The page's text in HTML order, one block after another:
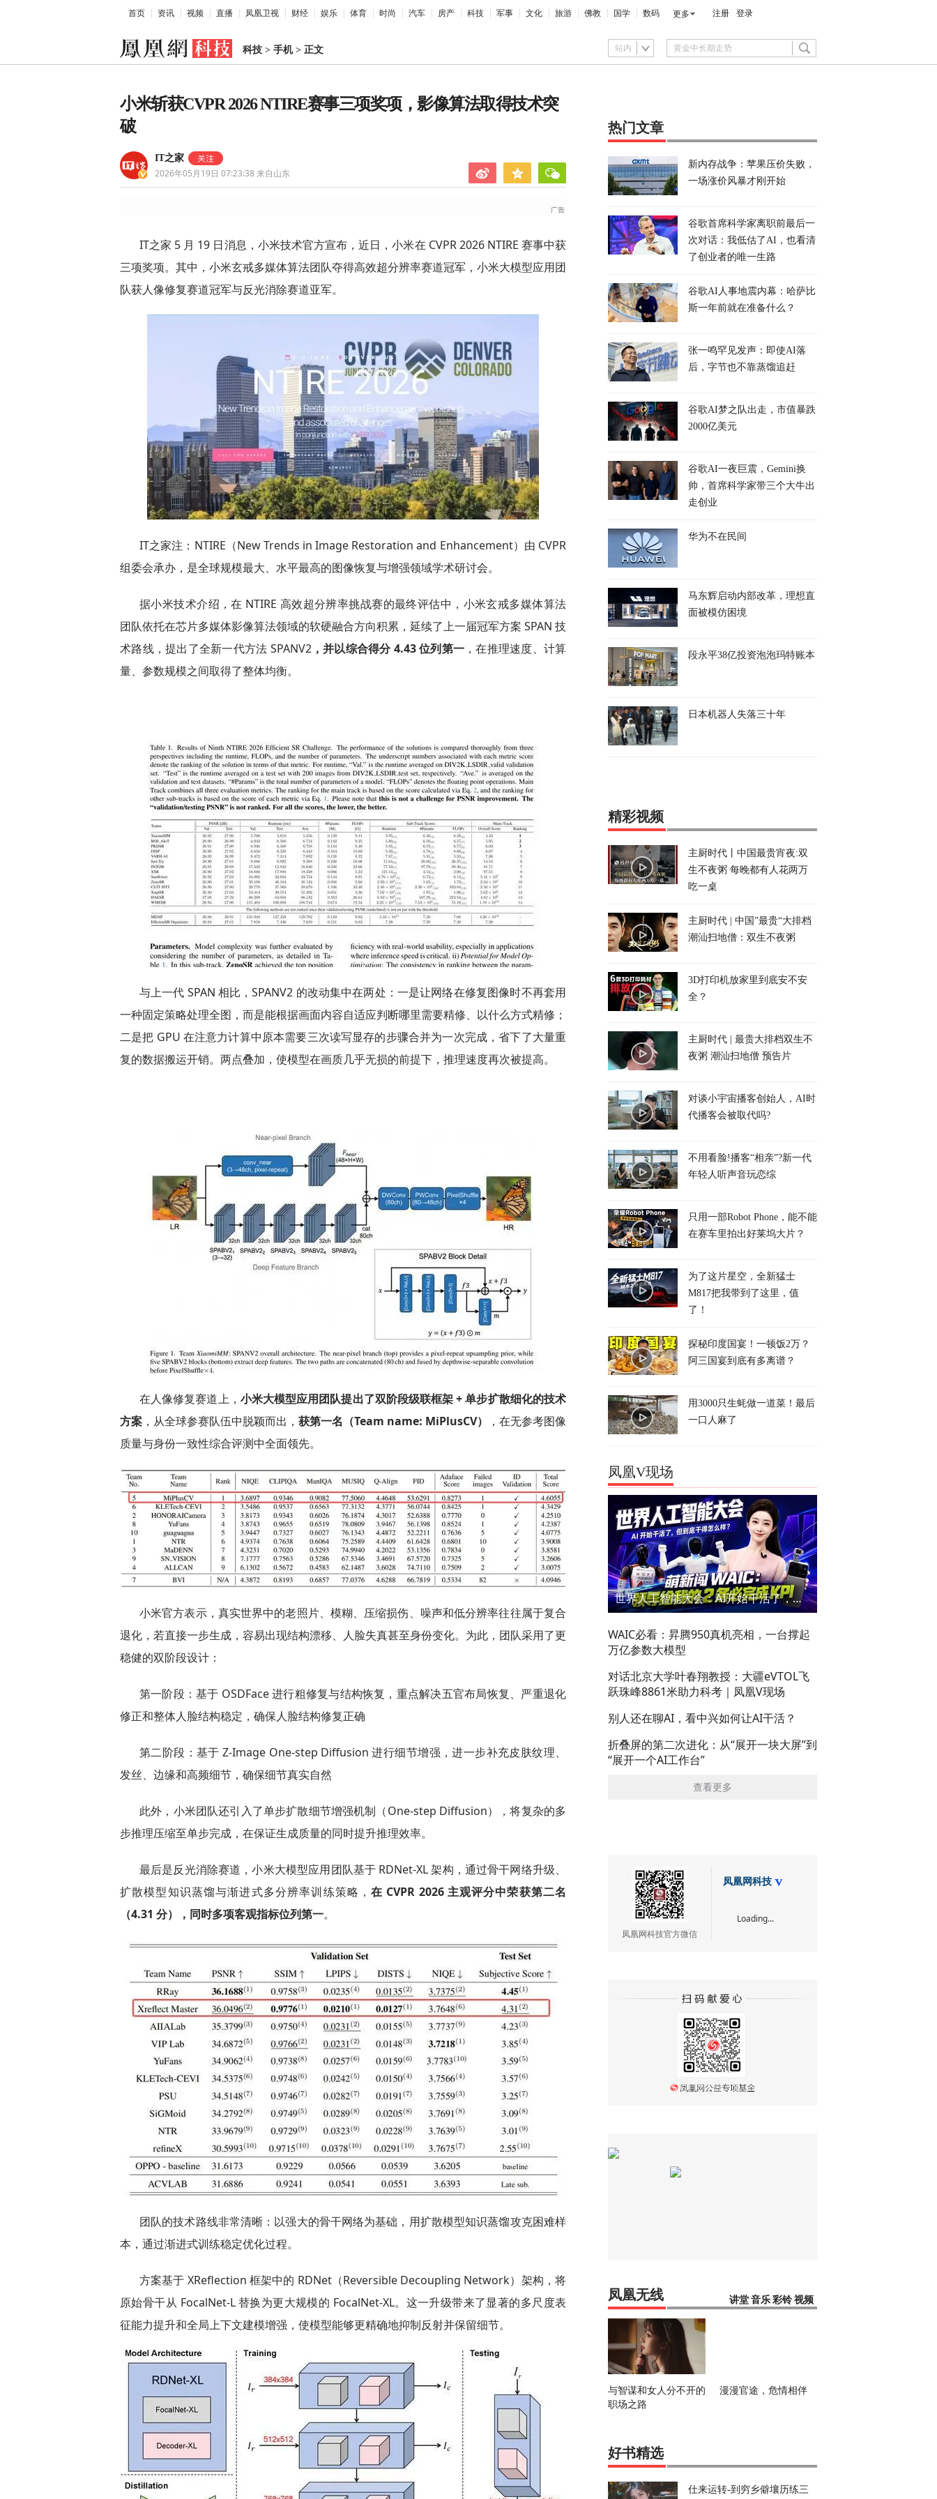
首页 资讯 视频 直播 凤凰卫视 财经 娱乐 体育 时尚 汽车 房产 科技 军事 文化 旅游 佛教 国学 数码 更多 注册 登录
科技 > 手机> 正文 站内
小米斩获CVPR 2026 NTIRE赛事三项奖项，影像算法取得技术突
破
IT之家
2026年05月19日 07:23:38 来自山东
IT之家 5 月 19 日消息，小米技术官方宣布，近日，小米在 CVPR 2026 NTIRE 赛事中获
三项奖项。其中，小米玄戒多媒体算法团队夺得高效超分辨率赛道冠军，小米大模型应用团
队获人像修复赛道冠军与反光消除赛道亚军。
IT之家注：NTIRE（New Trends in Image Restoration and Enhancement）由 CVPR
组委会承办，是全球规模最大、水平最高的图像恢复与增强领域学术研讨会。
据小米技术介绍，在 NTIRE 高效超分辨率挑战赛的最终评估中，小米玄戒多媒体算法
团队依托在芯片多媒体影像算法领域的软硬融合方向积累，延续了上一届冠军方案 SPAN 技
术路线，提出了全新一代方法 SPANV2，并以综合得分 4.43 位列第一 ，在推理速度、计算
量、参数规模之间取得了整体均衡。
与上一代 SPAN 相比，SPANV2 的改动集中在两处：一是让网络在修复图像时不再套用
一种固定策略处理全图，而是能根据画面内容自适应判断哪里需要精修、以什么方式精修；
二是把 GPU 在注意力计算中原本需要三次读写显存的步骤合并为一次完成，省下了大量重
复的数据搬运开销。两点叠加，使模型在画质几乎无损的前提下，推理速度再次被提高。
在人像修复赛道上， 小米大模型应用团队提出了双阶段级联框架 + 单步扩散细化的技术
方案 ，从全球参赛队伍中脱颖而出， 获第一名（Team name: MiPlusCV）
，在无参考图像
质量与身份一致性综合评测中全面领先。
小米官方表示，真实世界中的老照片、模糊、压缩损伤、噪声和低分辨率往往属于复合
退化，若直接一步生成，容易出现结构漂移、人脸失真甚至身份变化。为此，团队采用了更
稳健的双阶段设计：
第一阶段：基于 OSDFace 进行粗修复与结构恢复，重点解决五官布局恢复、严重退化
修正和整体人脸结构稳定，确保人脸结构修复正确
第二阶段：基于 Z-Image One-step Diffusion 进行细节增强，进一步补充皮肤纹理、
发丝、边缘和高频细节，确保细节真实自然
此外，小米团队还引入了单步扩散细节增强机制（One-step Diffusion），将复杂的多
步推理压缩至单步完成，在保证生成质量的同时提升推理效率。
最后是反光消除赛道，小米大模型应用团队基于 RDNet-XL 架构，通过骨干网络升级、
扩散模型知识蒸馏与渐进式多分辨率训练策略，在 CVPR 2026 主观评分中荣获第二名
（4.31 分），同时多项客观指标位列第一。
团队的技术路线非常清晰：以强大的骨干网络为基础，用扩散模型知识蒸馏攻克困难样
本，通过渐进式训练稳定优化过程。
方案基于 XReflection 框架中的 RDNet（Reversible Decoupling Network）架构，将
原始骨干从 FocalNet-L 替换为更大规模的 FocalNet-XL。这一升级带来了显著的多尺度表
征能力提升和全局上下文建模增强，使模型能够更精确地抑制反射并保留细节。
热门文章
新内存战争：苹果压价失败，
一场涨价风暴才刚开始
谷歌首席科学家离职前最后一
次对话：我低估了AI，也看清
了创业者的唯一生路
谷歌AI人事地震内幕：哈萨比
斯一年前就在准备什么？
张一鸣罕见发声：即使AI落
后，字节也不靠蒸馏追赶
谷歌AI梦之队出走，市值暴跌
2000亿美元
谷歌AI一夜巨震，Gemini换
帅，首席科学家带三个大牛出
走创业
华为不在民间
马东辉启动内部改革，理想直
面被模仿困境
段永平38亿投资泡泡玛特账本
日本机器人失落三十年
精彩视频
主厨时代丨中国最贵宵夜:双
生不夜粥 每晚都有人花两万
吃一桌
主厨时代 | 中国”最贵“大排档
潮汕扫地僧：双生不夜粥
3D打印机放家里到底安不安
全？
主厨时代 | 最贵大排档双生不
夜粥 潮汕扫地僧 预告片
对谈小宇宙播客创始人，AI时
代播客会被取代吗?
不用看脸!播客“相亲”?新一代
年轻人听声音玩恋综
只用一部Robot Phone，能不能
在赛车里拍出好莱坞大片？
为了这片星空，全新猛士
M817把我带到了这里，值
了！
探秘印度国宴！一顿饭2万？
阿三国宴到底有多离谱？
用3000只生蚝做一道菜！最后
一口人麻了
凤凰V现场
世界人工智能大会：AI开始干活了，但到底干的怎么样？萌新闯WAIC
WAIC必看：昇腾950真机亮相，一台撑起
万亿参数大模型
对话北京大学叶春翔教授：大疆eVTOL飞
跃珠峰8861米助力科考｜凤凰V现场
别人还在聊AI，看中兴如何让AI干活？
折叠屏的第二次进化：从“展开一块大屏”到
“展开一个AI工作台”
查看更多
凤凰网科技官方微信
凤凰网科技
Loading...
讲堂 音乐 彩铃 视频
凤凰无线
与智谋和女人分不开的
职场之路
漫漫官途，危情相伴
好书精选
仕来运转-到穷乡僻壤历练三